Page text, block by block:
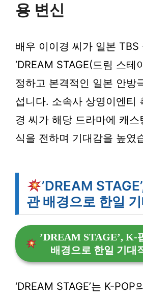
용 변신
배우 이이경 씨가 일본 TBS
‘DREAM STAGE(드림 스테
정하고 본격적인 일본 안방
섭니다. 소속사 상영이엔티
경 씨가 해당 드라마에 캐스
식을 전하며 기대감을 높였
’DREAM
관 배경으로 한일
’DREAM STAGE’, K-
배경으로 한일 기대
‘DREAM STAGE’는 K-POP